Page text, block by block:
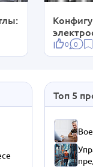
0 0
Топ 5